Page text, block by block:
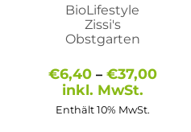
BioLifestyle
Zissi's
Obstgarten
€6,40 – €37,00
inkl. MwSt.
Enthält 10% MwSt.
auf
Produktseite
werden